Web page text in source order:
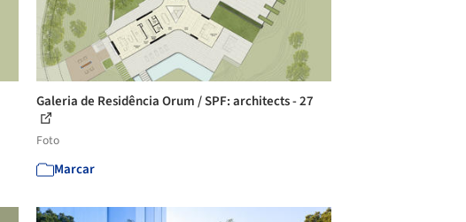
Galeria de Residência Orum / SPF: architects - 27
Foto
Marcar